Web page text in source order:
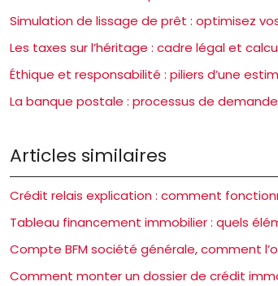
Simulation de lissage de prêt : optimisez
Les taxes sur l’héritage : cadre légal et
Éthique et responsabilité : piliers d’une
La banque postale : processus de
Articles similaires
Crédit relais explication : comment
Tableau financement immobilier : quels
Compte BFM société générale, comment
Comment monter un dossier de crédit